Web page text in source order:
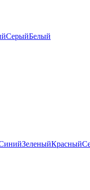
СерыйБелый
ЗеленыйКрасный